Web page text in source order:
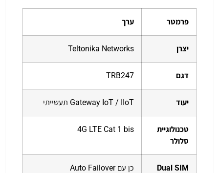
פרמטר ערך
יצרן Teltonika Networks
דגם TRB247
יעוד Gateway IoT / IIoT תעשייתי
טכנולוגיית
סלולר
4G LTE Cat 1 bis
Dual SIM כן עם Auto Failover